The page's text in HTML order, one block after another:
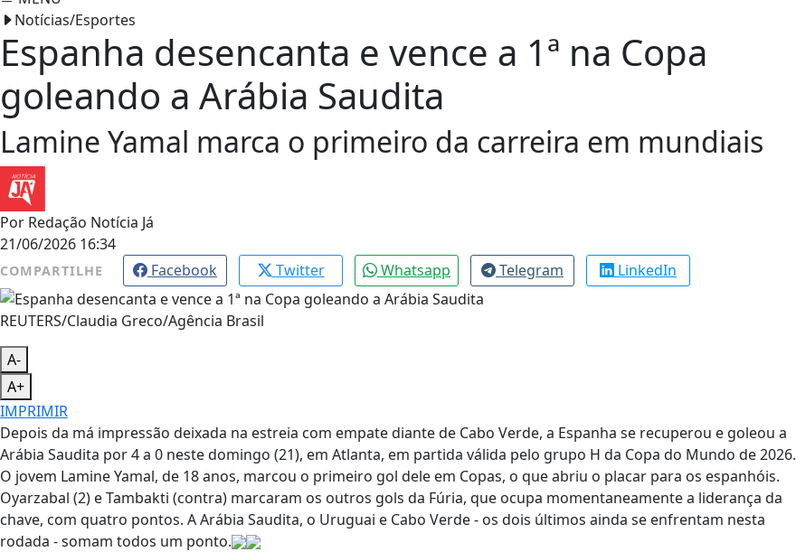
Notícias/Esportes
Espanha desencanta e vence a 1ª na Copa
goleando a Arábia Saudita
Lamine Yamal marca o primeiro da carreira em mundiais
Por Redação Notícia Já
21/06/2026 16:34
COMPARTILHE Facebook Twitter Whatsapp Telegram LinkedIn
REUTERS/Claudia Greco/Agência Brasil
A-
A+
IMPRIMIR
Depois da má impressão deixada na estreia com empate diante de Cabo Verde, a Espanha se recuperou e goleou a
Arábia Saudita por 4 a 0 neste domingo (21), em Atlanta, em partida válida pelo grupo H da Copa do Mundo de 2026.
O jovem Lamine Yamal, de 18 anos, marcou o primeiro gol dele em Copas, o que abriu o placar para os espanhóis.
Oyarzabal (2) e Tambakti (contra) marcaram os outros gols da Fúria, que ocupa momentaneamente a liderança da
chave, com quatro pontos. A Arábia Saudita, o Uruguai e Cabo Verde - os dois últimos ainda se enfrentam nesta
rodada - somam todos um ponto.